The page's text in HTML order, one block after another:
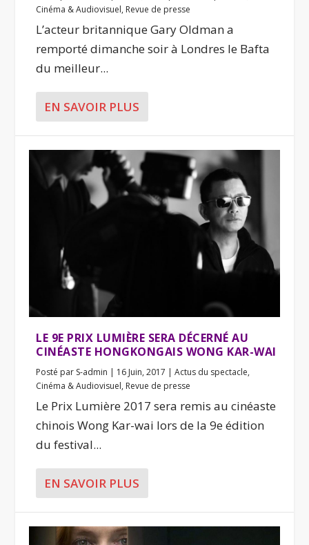
Cinéma & Audiovisuel, Revue de presse
L’acteur britannique Gary Oldman a
remporté dimanche soir à Londres le Bafta
du meilleur...
EN SAVOIR PLUS
LE 9E PRIX LUMIÈRE SERA DÉCERNÉ AU
CINÉASTE HONGKONGAIS WONG KAR-WAI
Posté par S-admin | 16 Juin, 2017 |Actus du spectacle,
Cinéma & Audiovisuel, Revue de presse
Le Prix Lumière 2017 sera remis au cinéaste
chinois Wong Kar-wai lors de la 9e édition
du festival...
EN SAVOIR PLUS